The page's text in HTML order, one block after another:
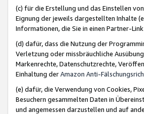
(c) für die Erstellung und das Einstellen
Eignung der jeweils dargestellten Inhalte
Informationen, die Sie in einen Partner-
(d) dafür, dass die Nutzung der
Verletzung oder missbräuchliche
Markenrechte, Datenschutzrechte,
Einhaltung derAmazon Anti-
(e) dafür, die Verwendung von Cookies,
Besuchern gesammelten Daten in
und angemessen darzustellen und auf